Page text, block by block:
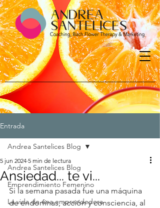
Entrada
Andrea Santelices Blog
Emprendimiento Femenino
La vida de una emprendedora
Andrea Santelices Blog
Ansiedad... te vi...
5 jun 2024 5 min de lectura
Si la semana pasada fue una máquina
de endorfinas, acción y consciencia, al